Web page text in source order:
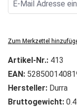
Zum Merkzettel
Artikel-Nr.: 413
EAN:
Hersteller: Durra
Bruttogewicht: